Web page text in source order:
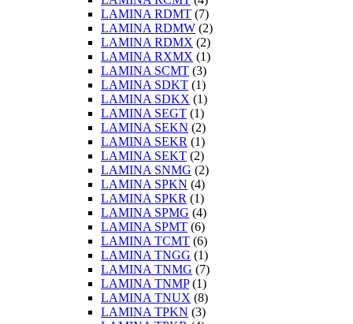
LAMINA RDMT (7)
LAMINA RDMW (2)
LAMINA RDMX (2)
LAMINA RXMX (1)
LAMINA SCMT (3)
LAMINA SDKT (1)
LAMINA SDKX (1)
LAMINA SEGT (1)
LAMINA SEKN (2)
LAMINA SEKR (1)
LAMINA SEKT (2)
LAMINA SNMG (2)
LAMINA SPKN (4)
LAMINA SPKR (1)
LAMINA SPMG (4)
LAMINA SPMT (6)
LAMINA TCMT (6)
LAMINA TNGG (1)
LAMINA TNMG (7)
LAMINA TNMP(1)
LAMINA TNUX (8)
LAMINA TPKN (3)